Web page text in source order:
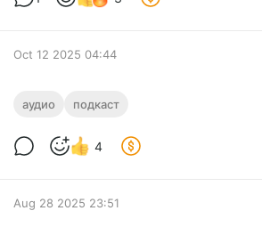
Oct 12 2025 04:44
[аудио] Подкаст №110
подкаста
Повелитель Пикселей
аудио подкаст
4
Aug 28 2025 23:51